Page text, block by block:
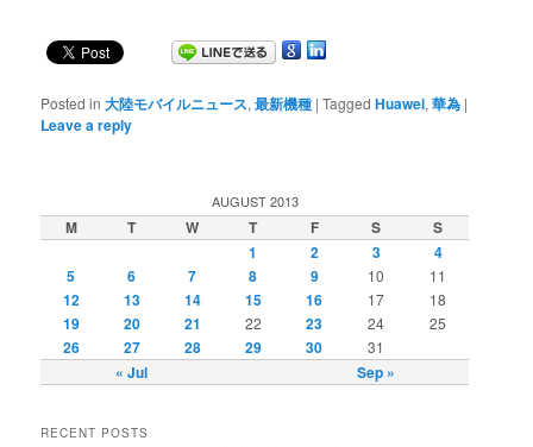
Posted in 大陸モバイルニュース,最新機種 |Tagged Huawei,華為 |
Leave a reply
AUGUST 2013
M T W T F S S
« Jul Sep »
1 2 3
4
5
6 7 8 9 10 11
12 13 14 15 16 17 18
19 20 21 22 23 24 25
26 27 28 29 30 31
RECENT POSTS